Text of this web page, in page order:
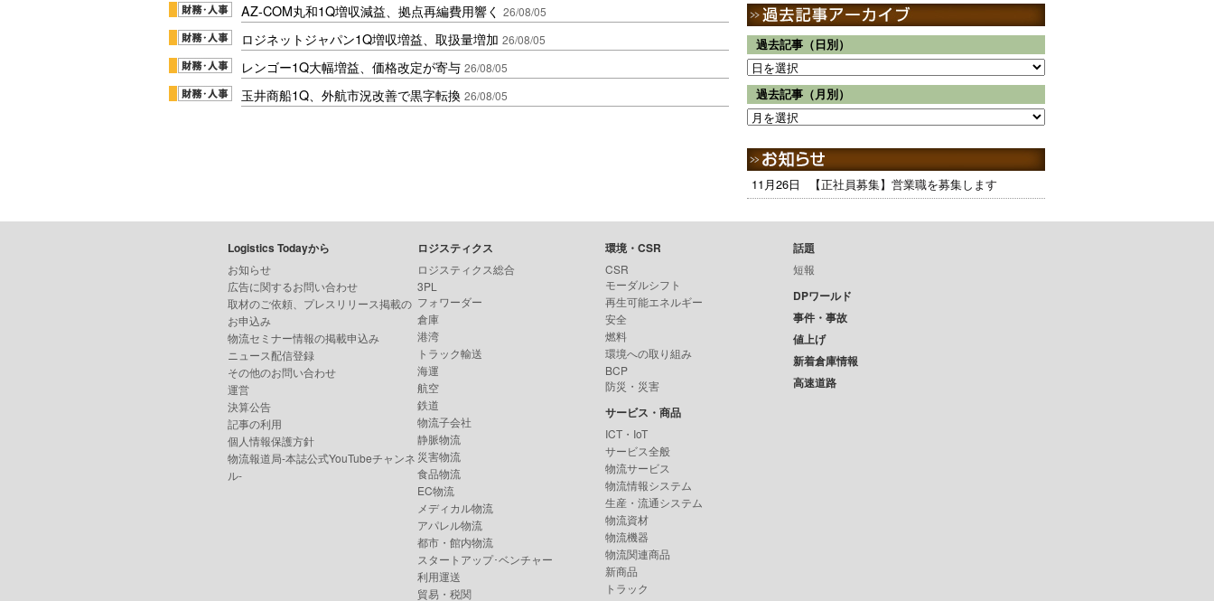
AZ-COM丸和1Q増収減益、拠点再編費用響く 26/08/05
ロジネットジャパン1Q増収増益、取扱量増加 26/08/05
レンゴー1Q大幅増益、価格改定が寄与 26/08/05
玉井商船1Q、外航市況改善で黒字転換 26/08/05
過去記事（日別）
過去記事（月別）
11月26日 【正社員募集】営業職を募集します
Logistics Todayから
お知らせ
広告に関するお問い合わせ
取材のご依頼、プレスリリース掲載の
お申込み
物流セミナー情報の掲載申込み
ニュース配信登録
その他のお問い合わせ
運営
決算公告
記事の利用
個人情報保護方針
物流報道局-本誌公式YouTubeチャンネ
ル-
ロジスティクス
ロジスティクス総合
3PL
フォワーダー
倉庫
港湾
トラック輸送
海運
航空
鉄道
物流子会社
静脈物流
災害物流
食品物流
EC物流
メディカル物流
アパレル物流
都市・館内物流
スタートアップ･ベンチャー
利用運送
貿易・税関
環境・CSR
CSR
モーダルシフト
再生可能エネルギー
安全
燃料
環境への取り組み
BCP
防災・災害
サービス・商品
ICT・IoT
サービス全般
物流サービス
物流情報システム
生産・流通システム
物流資材
物流機器
物流関連商品
新商品
トラック
話題
短報
DPワールド
事件・事故
値上げ
新着倉庫情報
高速道路